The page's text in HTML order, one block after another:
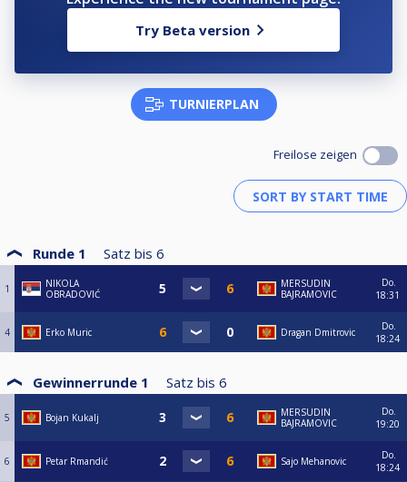
Try Beta version
TURNIERPLAN
Freilose zeigen
Runde 1 Satz bis 6
1
NIKOLA
OBRADOVIĆ
MERSUDIN
BAJRAMOVIC
Do.
18:31
4 Erko Muric Dragan Dmitrovic
Do.
18:24
Gewinnerrunde 1 Satz bis 6
5 Bojan Kukalj
MERSUDIN
BAJRAMOVIC
Do.
19:20
6 Petar Rmandić Sajo Mehanovic
Do.
18:24